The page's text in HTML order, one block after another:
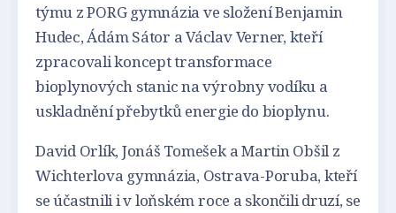
týmu z PORG gymnázia ve složení Benjamin
Hudec, Ádám Sátor a Václav Verner, kteří
zpracovali koncept transformace
bioplynových stanic na výrobny vodíku a
uskladnění přebytků energie do bioplynu.
David Orlík, Jonáš Tomešek a Martin Obšil z
Wichterlova gymnázia, Ostrava-Poruba, kteří
se účastnili i v loňském roce a skončili druzí, se